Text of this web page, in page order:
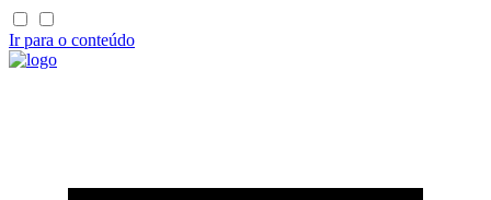
Ir para o conteúdo